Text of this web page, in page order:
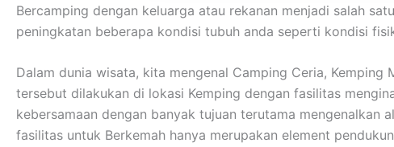
Bercamping dengan keluarga atau rekanan menjadi salah
peningkatan beberapa kondisi tubuh anda seperti kondisi
Dalam dunia wisata, kita mengenal Camping Ceria,
tersebut dilakukan di lokasi Kemping dengan fasilitas
kebersamaan dengan banyak tujuan terutama mengenalkan
fasilitas untuk Berkemah hanya merupakan element